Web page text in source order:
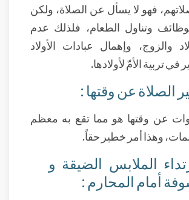
فهو لا يسأل عن الصلاة، ولكن
وتناول الطعام، فلذلك عدم
والزوج، وإهمال عبادات الأولاد
تربية الأمّ لأولادها.
عن وقتها هو مما تقع به معظم
وهذا أمر خطير حقاً.
الملابس الضيقة و
أمام المحارم :